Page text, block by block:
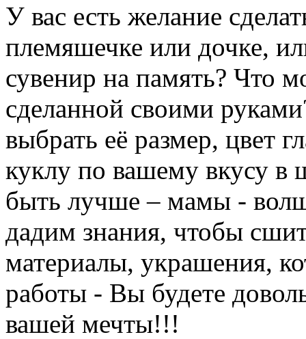
У вас есть желание
племяшечке или дочке,
сувенир на память? Что
сделанной своими
выбрать её размер, цвет
куклу по вашему вкусу в
быть лучше – мамы -
дадим знания, чтобы
материалы, украшения,
работы - Вы будете
вашей мечты!!!